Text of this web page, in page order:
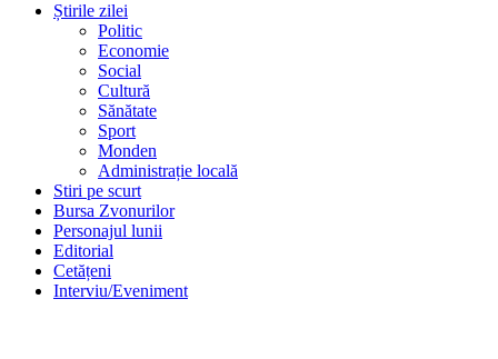
Știrile zilei
Politic
Economie
Social
Cultură
Sănătate
Sport
Monden
Administrație locală
Stiri pe scurt
Bursa Zvonurilor
Personajul lunii
Editorial
Cetățeni
Interviu/Eveniment